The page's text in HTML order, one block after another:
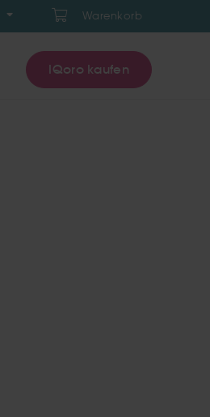
Warenkorb
IQoro kaufen